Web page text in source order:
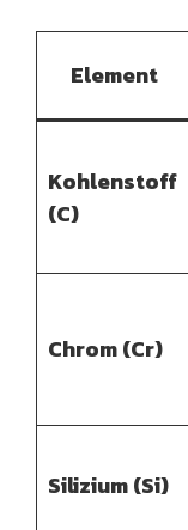
Element
Kohlenstoff
(C)
Chrom (Cr)
Silizium (Si)